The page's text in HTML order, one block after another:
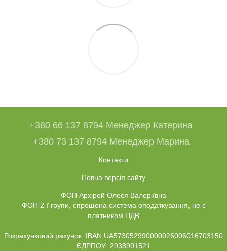
+380 66 137 8794 Менеджер Катерина
+380 73 137 8794 Менеджер Марина
Контакти
Повна версія сайту
ФОП Архірей Олеся Валеріївна
ФОП 2-ї групи, спрощена система оподаткування, не є
платником ПДВ
Розрахунковий рахунок: IBAN UA573052990000026006016703150
ЄДРПОУ: 2938901521